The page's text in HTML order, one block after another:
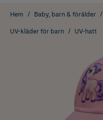
Hem Baby, barn & förälder
UV-kläder för barn UV-hatt